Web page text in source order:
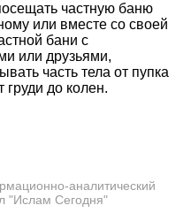
частную баню
или вместе со своей
бани с
или друзьями,
часть тела от пупка
груди до колен.
аналитический
"Ислам Сегодня"